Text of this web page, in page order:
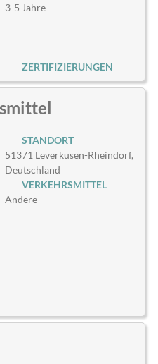
3-5 Jahre
ZERTIFIZIERUNGEN
STANDORT
51371 Leverkusen-Rheindorf,
Deutschland
VERKEHRSMITTEL
Andere